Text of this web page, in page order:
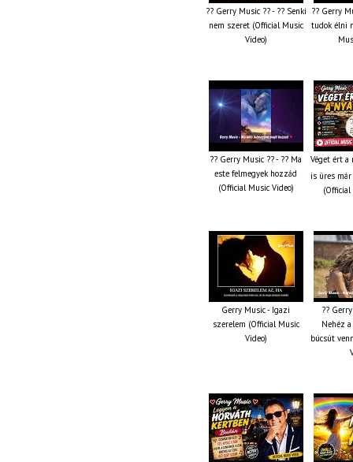
?? Gerry Music ?? - ?? Senki
nem szeret (Official Music
Video)
?? Gerry
tudok élni
?? Gerry Music ?? - ?? Ma
este felmegyek hozzád
(Official Music Video)
Véget ért
is üres
(Official
Gerry Music - Igazi
szerelem (Official Music
Video)
??
Nehéz
búcsút